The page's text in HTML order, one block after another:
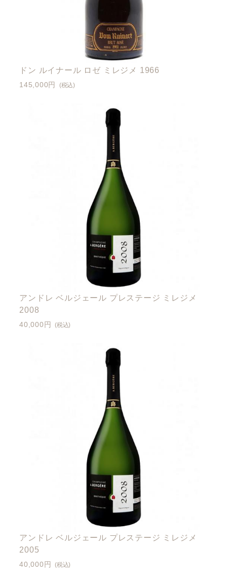
ドン ルイナール ロゼ ミレジメ 1966
145,000円 (税込)
アンドレ ベルジェール プレステージ ミレジメ
2008
40,000円 (税込)
アンドレ ベルジェール プレステージ ミレジメ
2005
40,000円 (税込)